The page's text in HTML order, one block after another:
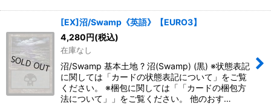
[EX]沼/Swamp《英語》【EURO3】
4,280円(税込)
在庫なし
沼/Swamp 基本土地 ? 沼(Swamp) (黒) ※状態表記
に関しては「カードの状態表記について」をご覧
ください。 ※梱包に関しては「「カードの梱包方
法について」」をご覧ください。 他のおす…